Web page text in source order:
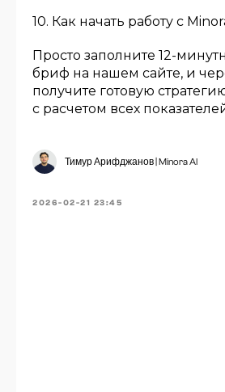
10. Как начать работу с
Просто заполните 12-
бриф на нашем сайте, и
получите готовую
с расчетом всех
Тимур Арифджанов | Minora AI
2026-02-21 23:45